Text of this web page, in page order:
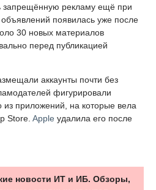
запрещённую рекламу ещё при
объявлений появилась уже после
30 новых материалов
перед публикацией
аккаунты почти без
фигурировали
из приложений, на которые вела
Store. Apple удалила его после
новости ИТ и ИБ. Обзоры,